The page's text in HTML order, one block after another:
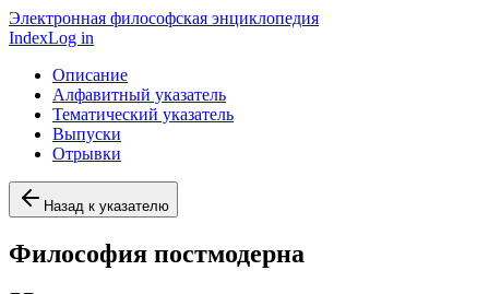
Электронная философская энциклопедия
IndexLog in
Описание
Алфавитный указатель
Тематический указатель
Выпуски
Отрывки
Назад к указателю
Философия постмодерна